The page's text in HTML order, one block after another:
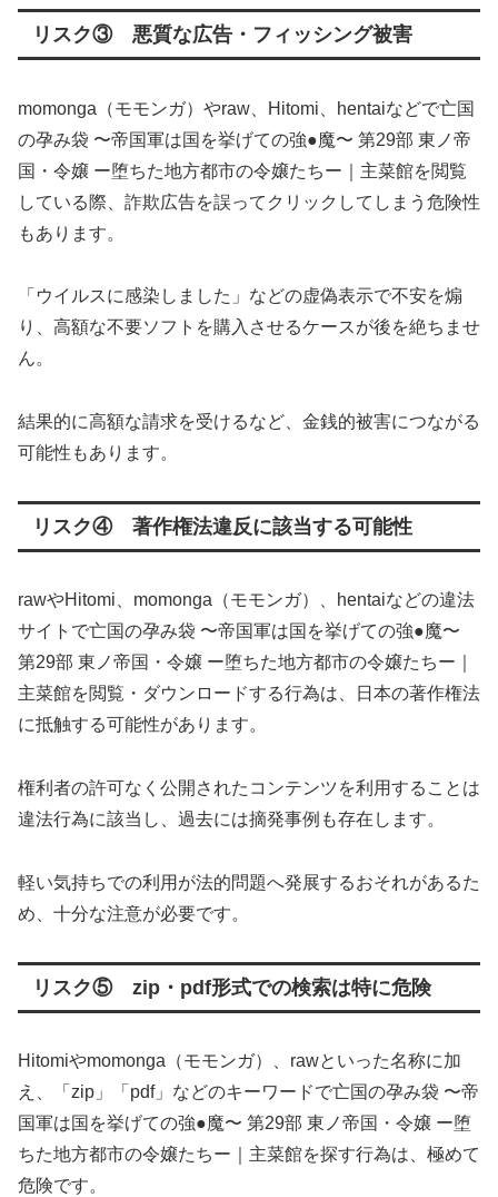
リスク③ 悪質な広告・フィッシング被害
momonga（モモンガ）やraw、Hitomi、hentaiなどで亡国
の孕み袋 〜帝国軍は国を挙げての強●魔〜 第29部 東ノ帝
国・令嬢 ー堕ちた地方都市の令嬢たちー｜主菜館を閲覧
している際、詐欺広告を誤ってクリックしてしまう危険性
もあります。
「ウイルスに感染しました」などの虚偽表示で不安を煽
り、高額な不要ソフトを購入させるケースが後を絶ちませ
ん。
結果的に高額な請求を受けるなど、金銭的被害につながる
可能性もあります。
リスク④ 著作権法違反に該当する可能性
rawやHitomi、momonga（モモンガ）、hentaiなどの違法
サイトで亡国の孕み袋 〜帝国軍は国を挙げての強●魔〜
第29部 東ノ帝国・令嬢 ー堕ちた地方都市の令嬢たちー｜
主菜館を閲覧・ダウンロードする行為は、日本の著作権法
に抵触する可能性があります。
権利者の許可なく公開されたコンテンツを利用することは
違法行為に該当し、過去には摘発事例も存在します。
軽い気持ちでの利用が法的問題へ発展するおそれがあるた
め、十分な注意が必要です。
リスク⑤ zip・pdf形式での検索は特に危険
Hitomiやmomonga（モモンガ）、rawといった名称に加
え、「zip」「pdf」などのキーワードで亡国の孕み袋 〜帝
国軍は国を挙げての強●魔〜 第29部 東ノ帝国・令嬢 ー堕
ちた地方都市の令嬢たちー｜主菜館を探す行為は、極めて
危険です。